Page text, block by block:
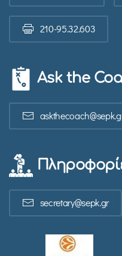
210-95.32.603
Ask the
secretary@sepk.gr